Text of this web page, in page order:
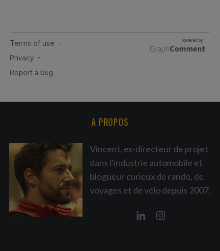
A PROPOS
Vincent, ex-directeur de projet
dans l'industrie automobile et
blogueur curieux de rando, de
voyages et de vélo depuis 2007.